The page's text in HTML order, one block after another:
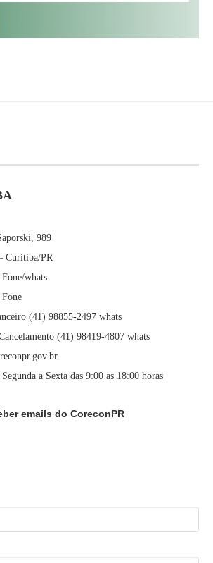
989
Curitiba/PR
whats
(41) 98855-2497 whats
(41) 98419-4807 whats
a Sexta das 9:00 as 18:00 horas
emails do CoreconPR